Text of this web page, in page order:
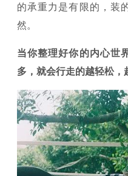
的承重力是有限的，装
然。
当你整理好你的内心世
多，就会行走的越轻松，